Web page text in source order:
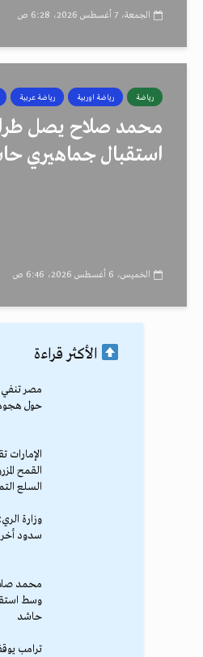
الجمعة، 7 أغسطس 2026، 6:28 ص
رياضة رياضة اوربية رياضة عربية
محمد صلاح يصل
استقبال جماهيري
الخميس، 6 أغسطس 2026، 6:46 ص
الأكثر قراءة
مصر تنفي
حول
الإمارات
القمح
السلع
وزارة
سدود
محمد
وسط
حاشد
ترامب